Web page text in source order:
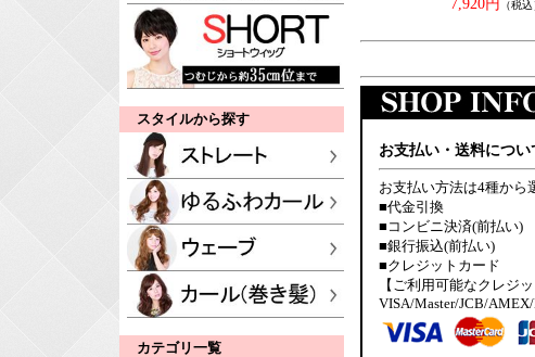
スタイルから探す
カテゴリ一覧
7,920円
（税込
お支払い・送料につい
お支払い方法は4種から
■代金引換
■コンビニ決済(前払い)
■銀行振込(前払い)
■クレジットカード
【ご利用可能なクレジ
VISA/Master/JCB/AMEX/